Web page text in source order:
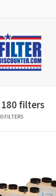
filters
FILTERS